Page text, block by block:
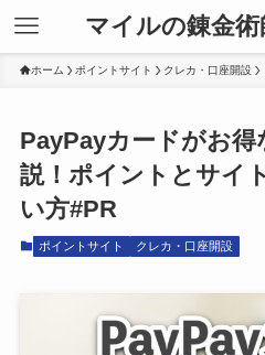
マイルの錬金
ホーム ポイントサイト クレカ・口座開設
PayPayカードがお得
説！ポイントとサイ
い方#PR
ポイントサイト クレカ・口座開設